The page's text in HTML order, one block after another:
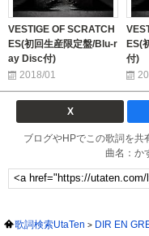
VESTIGE OF SCRATCH
ES(初回生産限定盤/Blu-r
ay Disc付)
2018/01
ES(
付)
X
ブログやHPでこの歌詞を
曲名：か
歌詞検索UtaTen DIR EN